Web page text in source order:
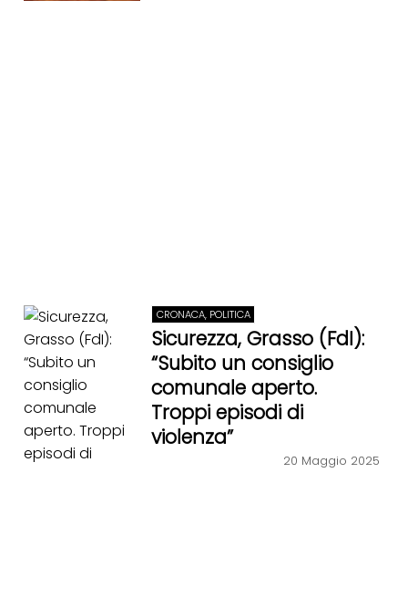
CRONACA, POLITICA
Sicurezza, Grasso (FdI):
“Subito un consiglio
comunale aperto.
Troppi episodi di
violenza”
20 Maggio 2025